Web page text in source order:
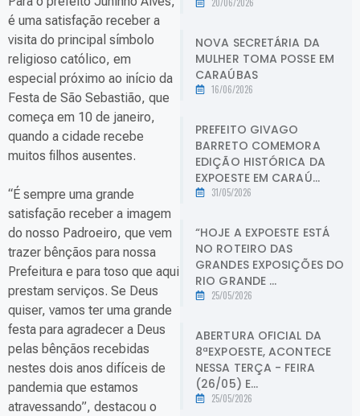
é uma satisfação receber a
visita do principal símbolo
religioso católico, em
especial próximo ao início da
Festa de São Sebastião, que
começa em 10 de janeiro,
quando a cidade recebe
muitos filhos ausentes.
“É sempre uma grande
satisfação receber a imagem
do nosso Padroeiro, que vem
trazer bênçãos para nossa
Prefeitura e para toso que aqui
prestam serviços. Se Deus
quiser, vamos ter uma grande
festa para agradecer a Deus
pelas bênçãos recebidas
nestes dois anos difíceis de
pandemia que estamos
atravessando”, destacou o
NOVA SECRETÁRIA DA
MULHER TOMA POSSE EM
CARAÚBAS
16/06/2026
PREFEITO GIVAGO
BARRETO COMEMORA
EDIÇÃO HISTÓRICA DA
EXPOESTE EM CARAÚ...
31/05/2026
“HOJE A EXPOESTE ESTÁ
NO ROTEIRO DAS
GRANDES EXPOSIÇÕES DO
RIO GRANDE ...
25/05/2026
ABERTURA OFICIAL DA
8ªEXPOESTE, ACONTECE
NESSA TERÇA - FEIRA
(26/05) E...
25/05/2026